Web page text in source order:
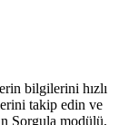
bilgilerini hızlı
takip edin ve
Sorgula modülü,